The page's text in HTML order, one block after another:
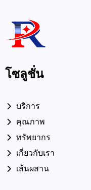
โซลูชั่น
บริการ
คุณภาพ
ทรัพยากร
เกี่ยวกับเรา
เส้นผสาน